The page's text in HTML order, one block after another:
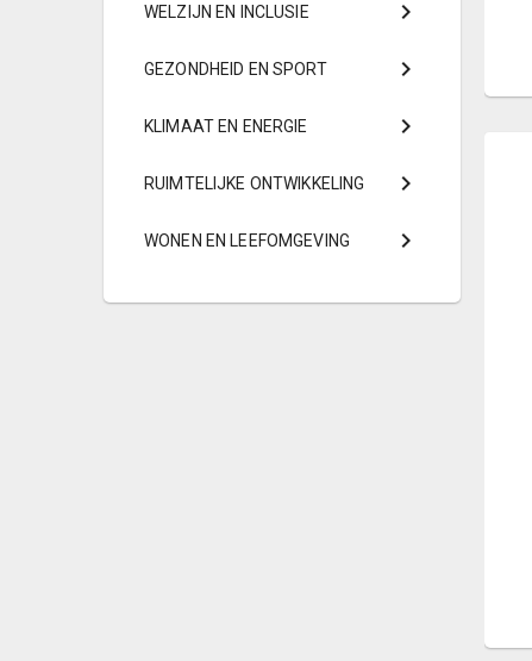
WELZIJN EN INCLUSIE
GEZONDHEID EN SPORT
KLIMAAT EN ENERGIE
RUIMTELIJKE ONTWIKKELING
WONEN EN LEEFOMGEVING